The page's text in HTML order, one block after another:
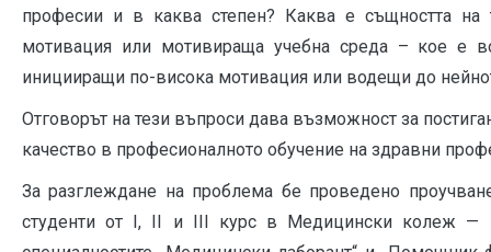
професии и в каква степен? Каква е същността на
мотивация или мотивираща учебна среда – кое е
иницииращи по-висока мотивация или водещи до
Отговорът на тези въпроси дава възможност за
качество в професионалното обучение на здравни
За разглеждане на проблема бе проведено
студенти от І, ІІ и ІІІ курс в Медицински колеж